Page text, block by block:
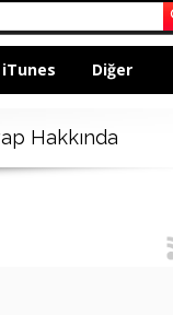
iTunes Diğer
Hakkında